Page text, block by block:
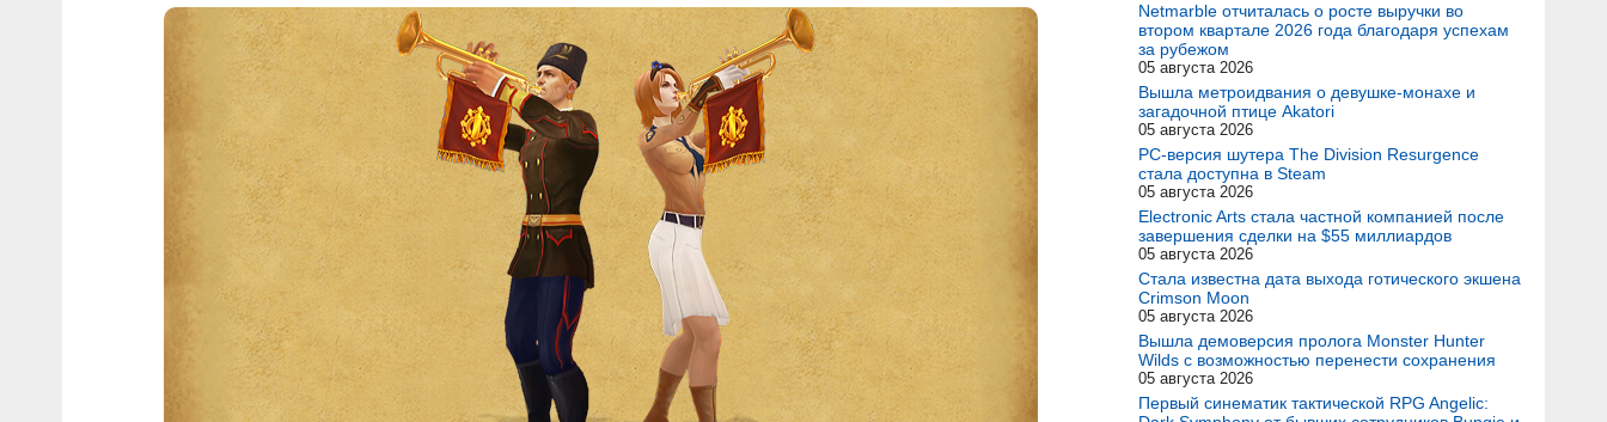
Netmarble отчиталась о росте выручки во
втором квартале 2026 года благодаря успехам
за рубежом
05 августа 2026
Вышла метроидвания о девушке-монахе и
загадочной птице Akatori
05 августа 2026
PC-версия шутера The Division Resurgence
стала доступна в Steam
05 августа 2026
Electronic Arts стала частной компанией после
завершения сделки на $55 миллиардов
05 августа 2026
Стала известна дата выхода готического экшена
Crimson Moon
05 августа 2026
Вышла демоверсия пролога Monster Hunter
Wilds с возможностью перенести сохранения
05 августа 2026
Первый синематик тактической RPG Angelic: